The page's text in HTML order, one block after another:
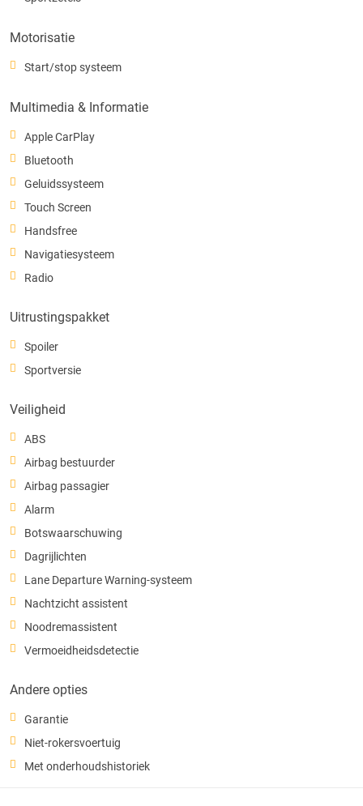
Motorisatie
Start/stop systeem
Multimedia & Informatie
Apple CarPlay
Bluetooth
Geluidssysteem
Touch Screen
Handsfree
Navigatiesysteem
Radio
Uitrustingspakket
Spoiler
Sportversie
Veiligheid
ABS
Airbag bestuurder
Airbag passagier
Alarm
Botswaarschuwing
Dagrijlichten
Lane Departure Warning-systeem
Nachtzicht assistent
Noodremassistent
Vermoeidheidsdetectie
Andere opties
Garantie
Niet-rokersvoertuig
Met onderhoudshistoriek